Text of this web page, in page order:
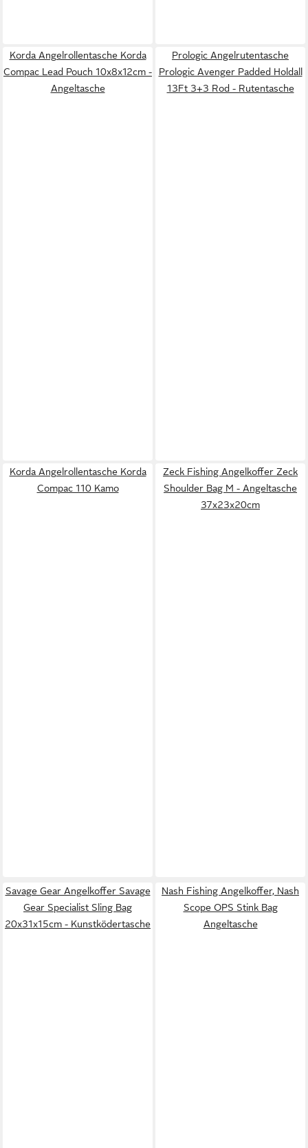
Korda Angelrollentasche Korda
Compac Lead Pouch 10x8x12cm -
Angeltasche
Prologic Angelrutentasche
Prologic Avenger Padded Holdall
13Ft 3+3 Rod - Rutentasche
Korda Angelrollentasche Korda
Compac 110 Kamo
Zeck Fishing Angelkoffer Zeck
Shoulder Bag M - Angeltasche
37x23x20cm
Savage Gear Angelkoffer Savage
Gear Specialist Sling Bag
20x31x15cm - Kunstködertasche
Nash Fishing Angelkoffer, Nash
Scope OPS Stink Bag
Angeltasche